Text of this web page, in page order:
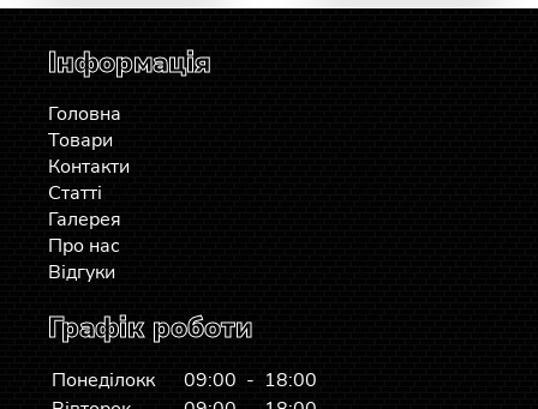
Інформація
Головна
Товари
Контакти
Статті
Галерея
Про нас
Відгуки
Графік роботи
Понеділокк
09:00 - 18:00